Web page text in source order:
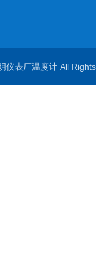
仪表厂温度计 All